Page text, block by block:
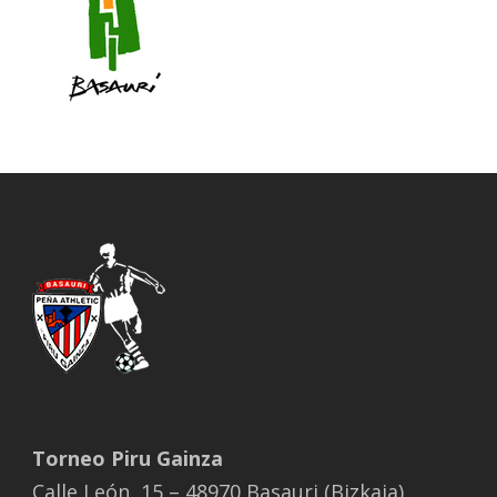
Torneo Piru Gainza
Calle León, 15 – 48970 Basauri (Bizkaia)